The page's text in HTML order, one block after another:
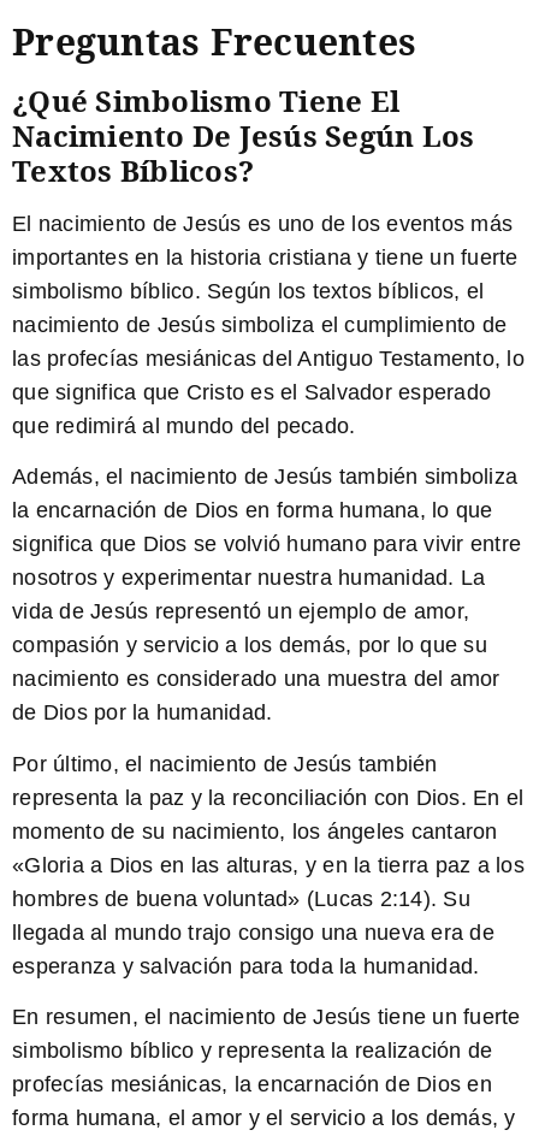
Preguntas Frecuentes
¿Qué Simbolismo Tiene El
Nacimiento De Jesús Según Los
Textos Bíblicos?
El nacimiento de Jesús es uno de los eventos más
importantes en la historia cristiana y tiene un fuerte
simbolismo bíblico. Según los textos bíblicos, el
nacimiento de Jesús simboliza el cumplimiento de
las profecías mesiánicas del Antiguo Testamento, lo
que significa que Cristo es el Salvador esperado
que redimirá al mundo del pecado.
Además, el nacimiento de Jesús también simboliza
la encarnación de Dios en forma humana, lo que
significa que Dios se volvió humano para vivir entre
nosotros y experimentar nuestra humanidad. La
vida de Jesús representó un ejemplo de amor,
compasión y servicio a los demás, por lo que su
nacimiento es considerado una muestra del amor
de Dios por la humanidad.
Por último, el nacimiento de Jesús también
representa la paz y la reconciliación con Dios. En el
momento de su nacimiento, los ángeles cantaron
«Gloria a Dios en las alturas, y en la tierra paz a los
hombres de buena voluntad» (Lucas 2:14). Su
llegada al mundo trajo consigo una nueva era de
esperanza y salvación para toda la humanidad.
En resumen, el nacimiento de Jesús tiene un fuerte
simbolismo bíblico y representa la realización de
profecías mesiánicas, la encarnación de Dios en
forma humana, el amor y el servicio a los demás, y